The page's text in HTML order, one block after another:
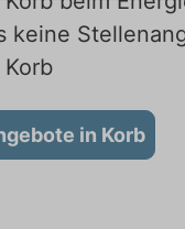
keine
in Korb